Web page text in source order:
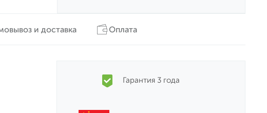
и доставка Оплата
Гарантия 3 года